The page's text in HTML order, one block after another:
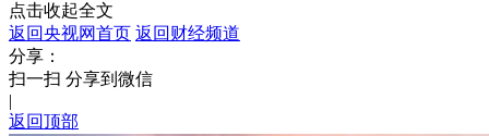
点击收起全文
返回央视网首页 返回财经频道
分享：
扫一扫 分享到微信
|
返回顶部